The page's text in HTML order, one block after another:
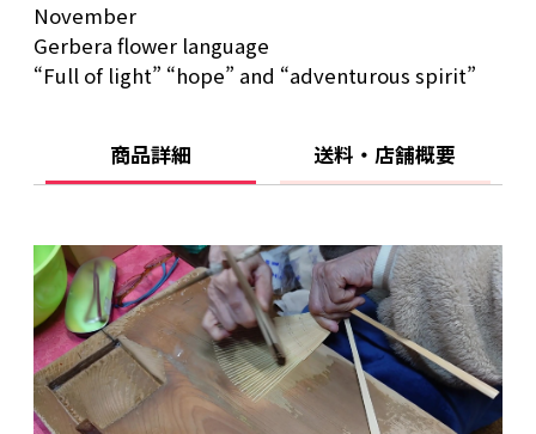
November
Gerbera flower language
“Full of light” “hope” and “adventurous spirit”
商品詳細 送料・店舗概要